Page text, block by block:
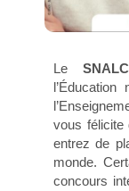
Le SNALC
vous félicite
entrez de
monde.
concours